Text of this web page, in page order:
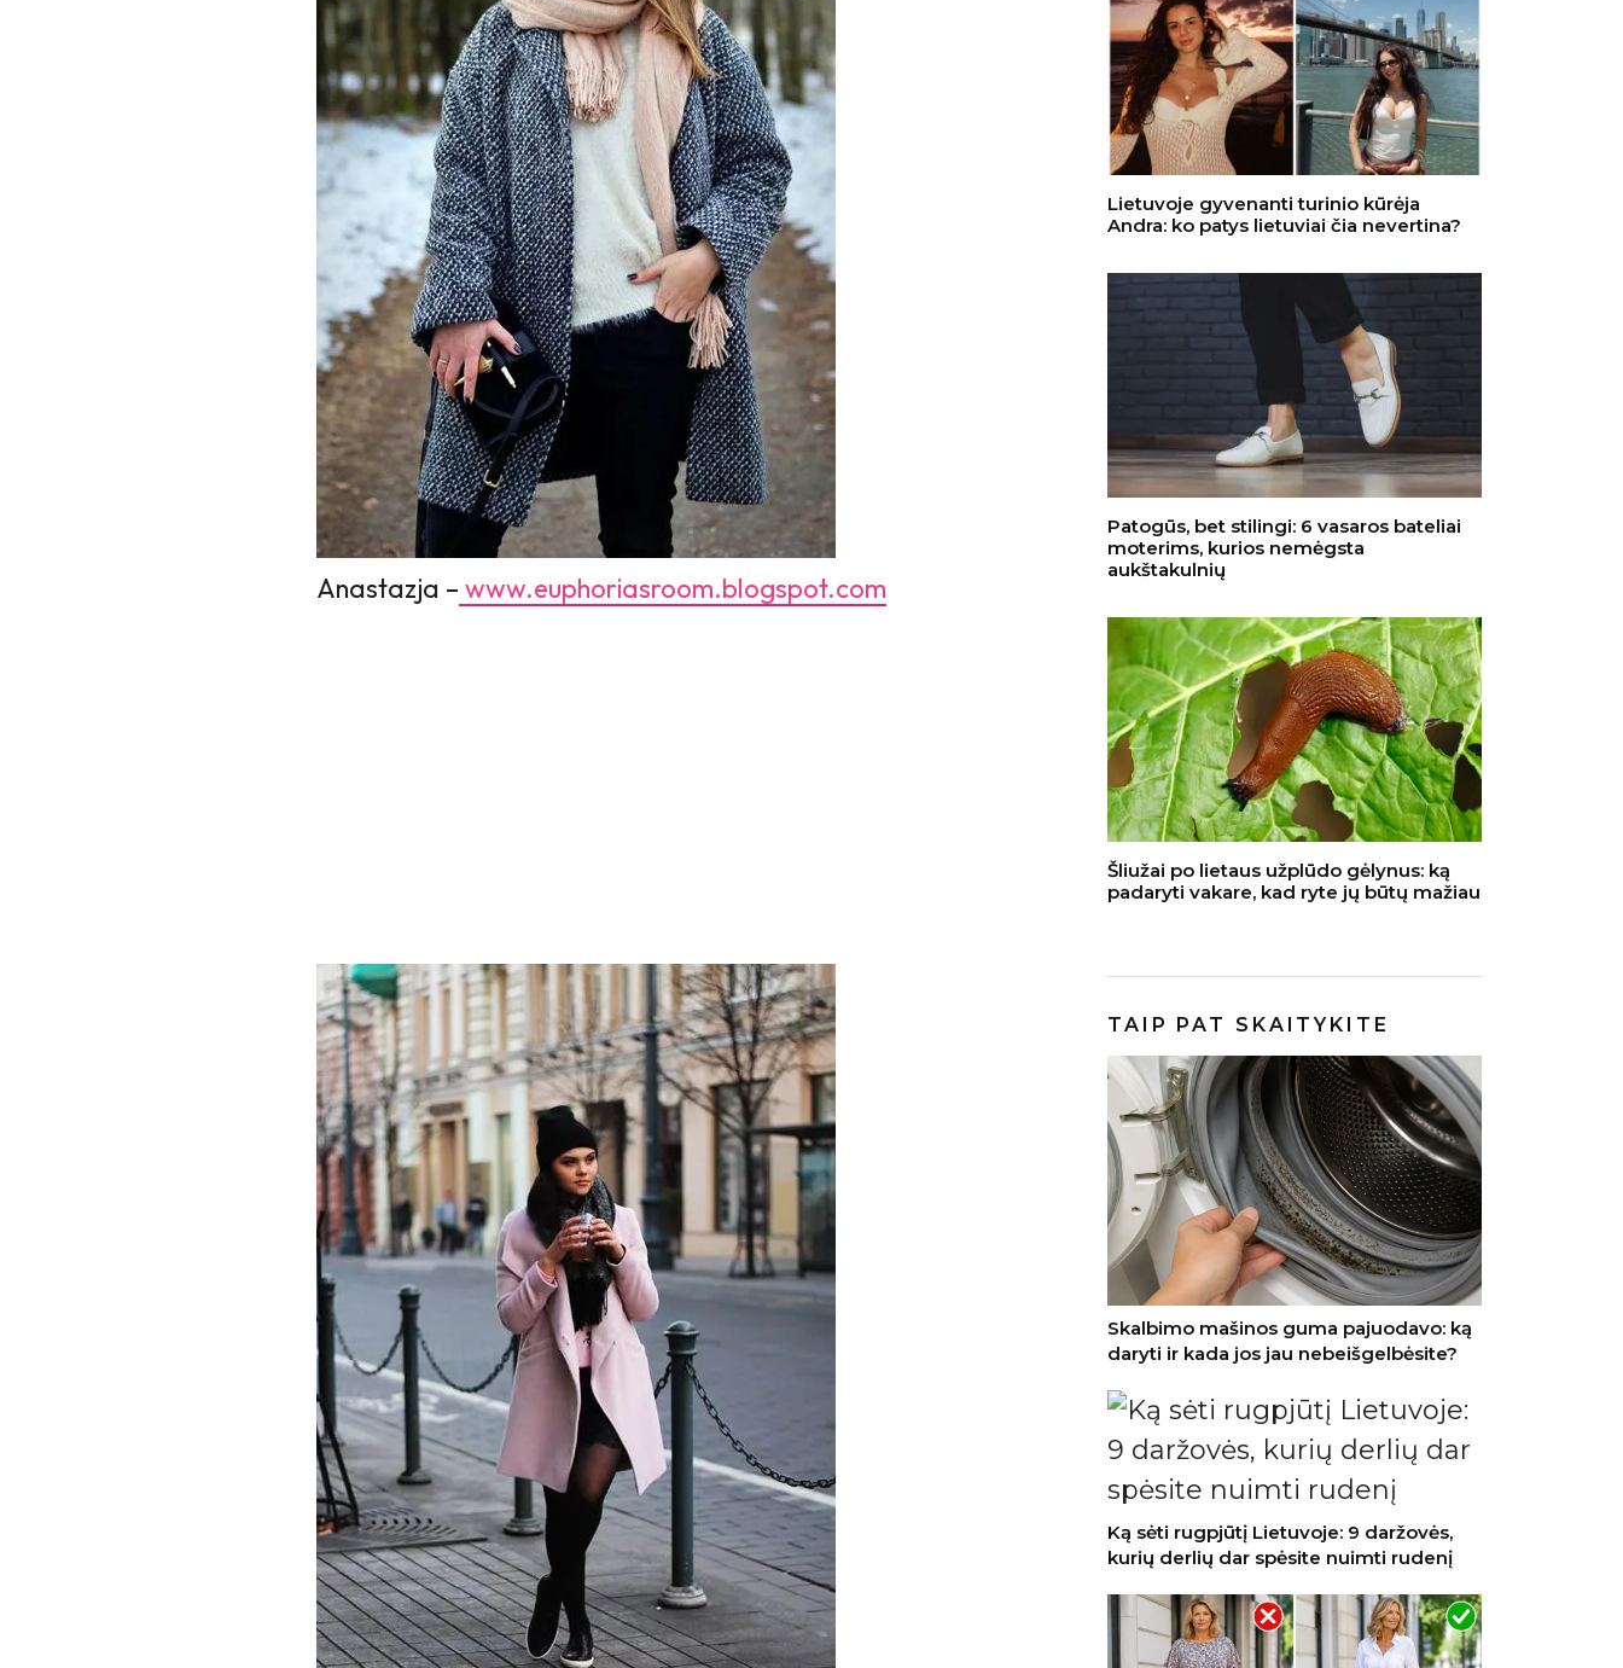
Anastazja – www.euphoriasroom.blogspot.com
Lietuvoje gyvenanti turinio kūrėja
Andra: ko patys lietuviai čia nevertina?
Patogūs, bet stilingi: 6 vasaros bateliai
moterims, kurios nemėgsta
aukštakulnių
Šliužai po lietaus užplūdo gėlynus: ką
padaryti vakare, kad ryte jų būtų mažiau
TAIP PAT SKAITYKITE
Skalbimo mašinos guma pajuodavo: ką
daryti ir kada jos jau nebeišgelbėsite?
Ką sėti rugpjūtį Lietuvoje: 9 daržovės,
kurių derlių dar spėsite nuimti rudenį